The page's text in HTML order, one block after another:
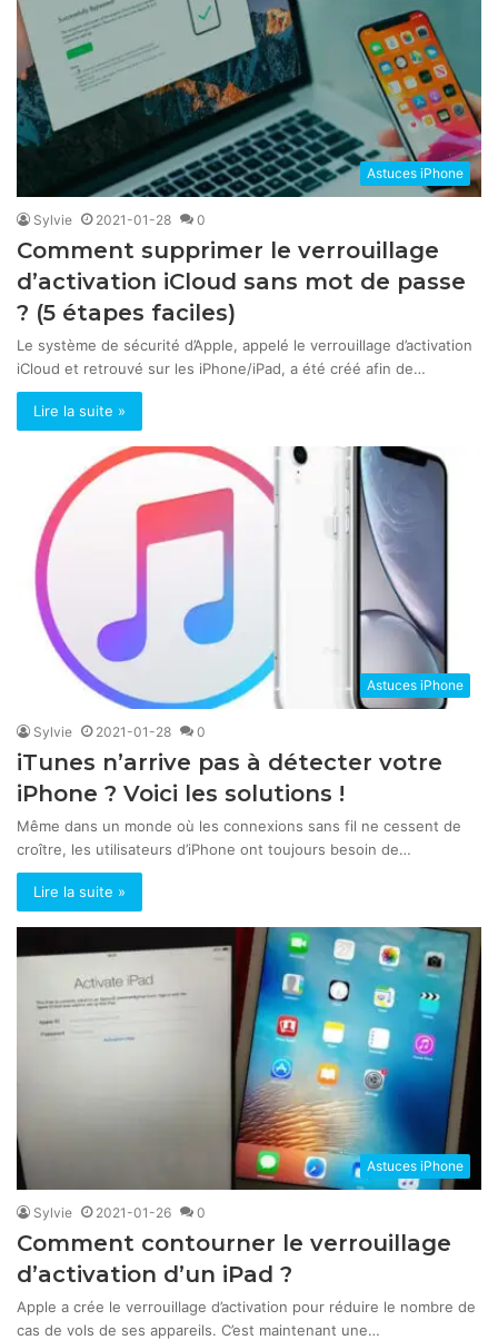
Astuces iPhone
Sylvie 2021-01-28 0
Comment supprimer le verrouillage
d’activation iCloud sans mot de passe
? (5 étapes faciles)
Le système de sécurité d’Apple, appelé le verrouillage d’activation
iCloud et retrouvé sur les iPhone/iPad, a été créé afin de…
Lire la suite »
Astuces iPhone
Sylvie 2021-01-28 0
iTunes n’arrive pas à détecter votre
iPhone ? Voici les solutions !
Même dans un monde où les connexions sans fil ne cessent de
croître, les utilisateurs d’iPhone ont toujours besoin de…
Lire la suite »
Astuces iPhone
Sylvie 2021-01-26 0
Comment contourner le verrouillage
d’activation d’un iPad ?
Apple a crée le verrouillage d’activation pour réduire le nombre de
cas de vols de ses appareils. C’est maintenant une…